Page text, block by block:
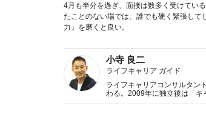
4月も半分を過ぎ、面接は数多く受けてい
たことのない場では、誰でも硬く緊張し
力』を磨くと良い。
小寺 良二
ライフキャリア ガイド
ライフキャリアコンサルタン
わる。2009年に独立後は「
年に家族で沖縄県石垣島に移